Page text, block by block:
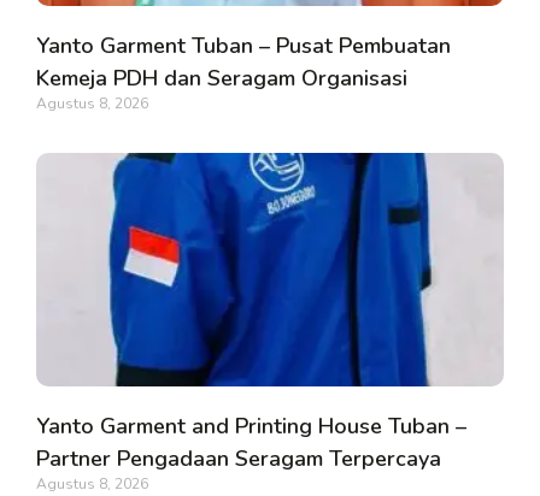
Yanto Garment Tuban – Pusat Pembuatan
Kemeja PDH dan Seragam Organisasi
Agustus 8, 2026
Yanto Garment and Printing House Tuban –
Partner Pengadaan Seragam Terpercaya
Agustus 8, 2026